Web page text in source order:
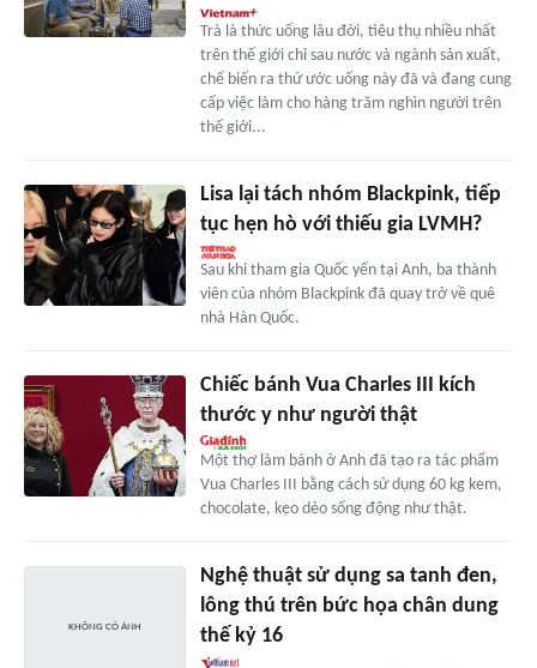
Trà là thức uống lâu đời, tiêu thụ nhiều nhất
trên thế giới chỉ sau nước và ngành sản xuất,
chế biến ra thứ ước uống này đã và đang cung
cấp việc làm cho hàng trăm nghìn người trên
thế giới...
Lisa lại tách nhóm Blackpink, tiếp
tục hẹn hò với thiếu gia LVMH?
Sau khi tham gia Quốc yến tại Anh, ba thành
viên của nhóm Blackpink đã quay trở về quê
nhà Hàn Quốc.
Chiếc bánh Vua Charles III kích
thước y như người thật
Một thợ làm bánh ở Anh đã tạo ra tác phẩm
Vua Charles III bằng cách sử dụng 60 kg kem,
chocolate, kẹo dẻo sống động như thật.
Nghệ thuật sử dụng sa tanh đen,
lông thú trên bức họa chân dung
thế kỷ 16